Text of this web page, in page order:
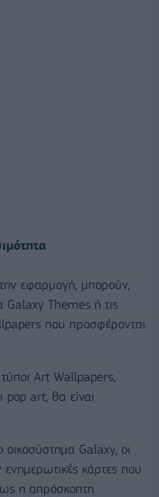
εφαρμογή, μπορούν,
Galaxy Themes ή τις
που προσφέρονται
Art Wallpapers,
art, θα είναι
οικοσύστημα Galaxy, οι
κάρτες που
η απρόσκοπτη